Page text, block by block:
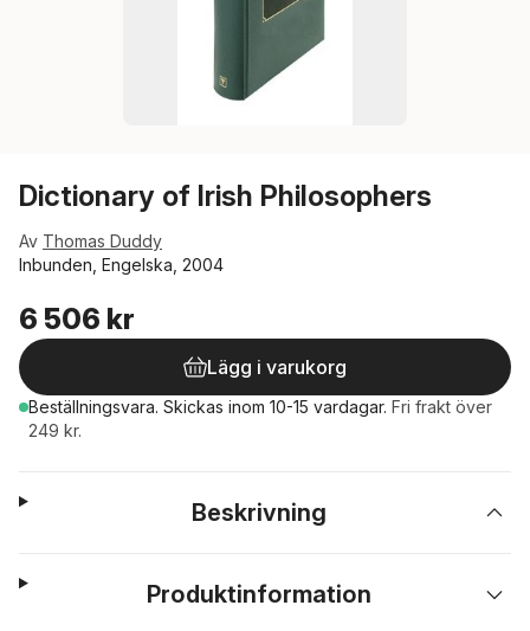
Dictionary of Irish Philosophers
Av Thomas Duddy
Inbunden, Engelska, 2004
6 506 kr
Lägg i varukorg
Beställningsvara. Skickas inom 10-15 vardagar. Fri frakt över
249 kr.
Beskrivning
Produktinformation